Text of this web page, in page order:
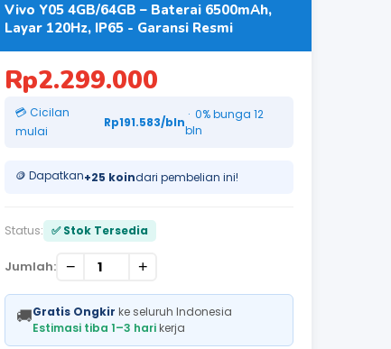
Vivo Y05 4GB/64GB – Baterai 6500mAh,
Layar 120Hz, IP65 - Garansi Resmi
Rp2.299.000
💳 Cicilan
mulai
Rp191.583/bln
· 0% bunga 12
bln
🪙 Dapatkan+25 koindari pembelian ini!
Status: ✅ Stok Tersedia
Jumlah: − +
🚚Gratis Ongkir ke seluruh Indonesia
Estimasi tiba 1–3 harikerja